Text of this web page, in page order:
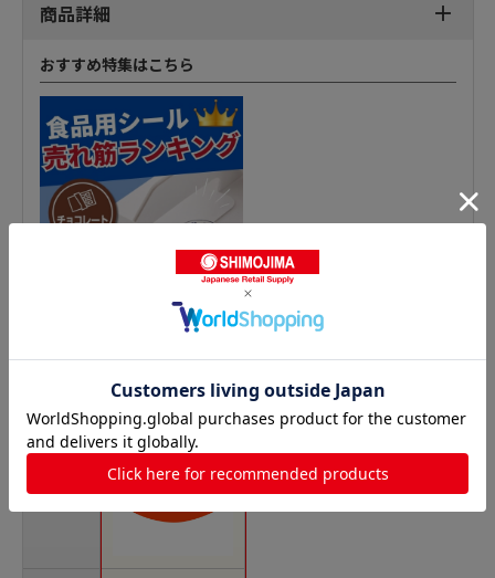
商品詳細
おすすめ特集はこちら
惣菜シールの人気商品との比較